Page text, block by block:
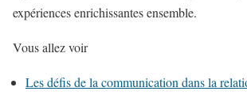
expériences enrichissantes ensemble.
Vous allez voir
Les défis de la communication dans la